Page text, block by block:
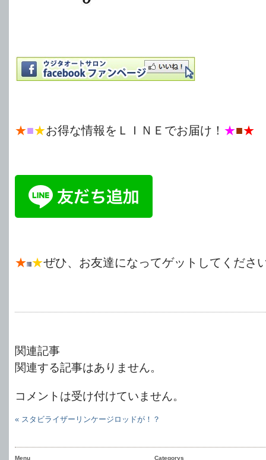
★■★お得な情報をＬＩＮＥでお届け！ ★■★
★ ★ぜひ、お友達になってゲットしてくださ
関連記事
関連する記事はありません。
コメントは受け付けていません。
« スタビライザーリンケージロッドが！？
Menu
Categorys